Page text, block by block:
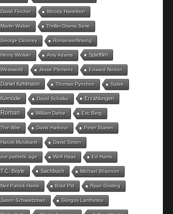
David Fincher Woody Harrelson
Martin Walser Thriller-Drama Serie
George Clooney Romanverfilmung
Henry Winkler Amy Adams Spielfilm
Westworld Jesse Plemons Edward Norton
Daniel Kehlmann Thomas Pynchon Satire
Komödie David Schalko Erzählungen
Roman William Dafoe Eric Berg
The Wire David Harbour Peter Stamm
Haruki Murakami David Simon
our pathetic age Wolf Haas Ed Harris
T.C. Boyle Sachbuch Michael Shannon
Neil Patrick Harris Brad Pitt Ryan Gosling
Jason Schwartzman Giorgos Lanthimos